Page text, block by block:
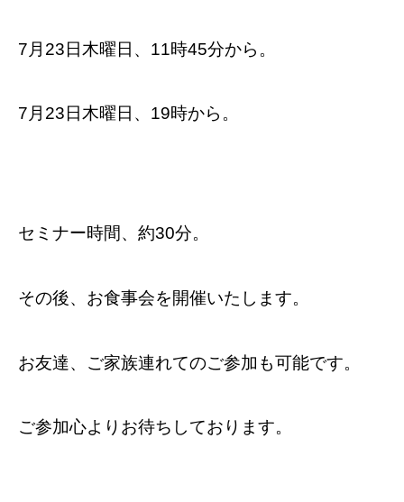
7月23日木曜日、11時45分から。
7月23日木曜日、19時から。
セミナー時間、約30分。
その後、お食事会を開催いたします。
お友達、ご家族連れてのご参加も可能です。
ご参加心よりお待ちしております。